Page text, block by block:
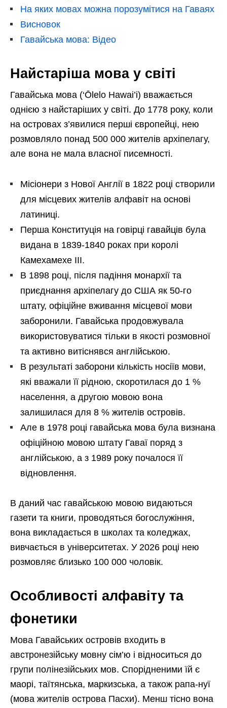
На яких мовах можна порозумітися на Гаваях
Висновок
Гавайська мова: Відео
Найстаріша мова у світі
Гавайська мова (‘Ōlelo Hawai’i) вважається
однією з найстаріших у світі. До 1778 року, коли
на островах з’явилися перші європейці, нею
розмовляло понад 500 000 жителів архіпелагу,
але вона не мала власної писемності.
Місіонери з Нової Англії в 1822 році створили
для місцевих жителів алфавіт на основі
латиниці.
Перша Конституція на говірці гавайців була
видана в 1839-1840 роках при королі
Камехамехе III.
В 1898 році, після падіння монархії та
приєднання архіпелагу до США як 50-го
штату, офіційне вживання місцевої мови
заборонили. Гавайська продовжувала
використовуватися тільки в якості розмовної
та активно витіснявся англійською.
В результаті заборони кількість носіїв мови,
які вважали її рідною, скоротилася до 1 %
населення, а другою мовою вона
залишилася для 8 % жителів островів.
Але в 1978 році гавайська мова була визнана
офіційною мовою штату Гаваї поряд з
англійською, а з 1989 року почалося її
відновлення.
В даний час гавайською мовою видаються
газети та книги, проводяться богослужіння,
вона викладається в школах та коледжах,
вивчається в університетах. У 2026 році нею
розмовляє близько 100 000 чоловік.
Особливості алфавіту та
фонетики
Мова Гавайських островів входить в
австронезійську мовну сім’ю і відноситься до
групи полінезійських мов. Спорідненими їй є
маорі, таїтянська, маркизська, а також рапа-нуї
(мова жителів острова Пасхи). Менш тісно вона